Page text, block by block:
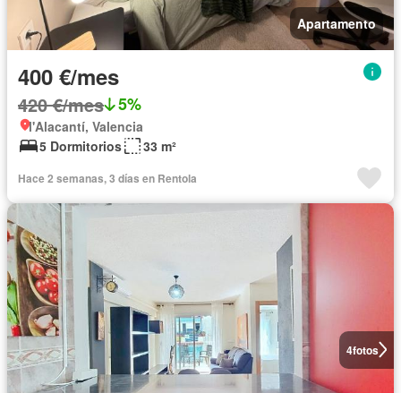
Apartamento
400 €/mes
420 €/mes 5%
l'Alacantí, Valencia
5 Dormitorios
33 m²
Hace 2 semanas, 3 días en Rentola
4fotos